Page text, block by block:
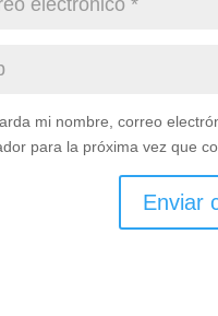
mi nombre, correo
para la próxima vez que